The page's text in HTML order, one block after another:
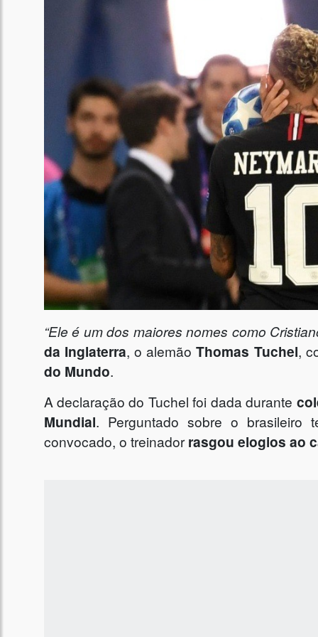
“Ele é um dos maiores nomes como
da Inglaterra, o alemãoThomas Tuchel,
do Mundo.
A declaração do Tuchel foi dada durante
Mundial. Perguntado sobre o brasileiro
convocado, o treinadorrasgou elogios ao